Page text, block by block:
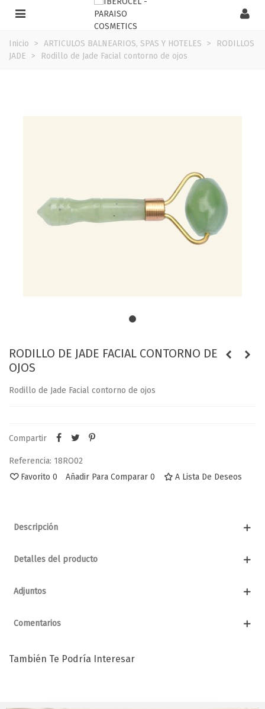
Inicio > ARTICULOS BALNEARIOS, SPAS Y HOTELES >
RODILLOS
JADE > Rodillo de Jade Facial contorno de ojos
RODILLO DE JADE FACIAL CONTORNO DE
OJOS
Rodillo de Jade Facial contorno de ojos
Compartir
Referencia: 18RO02
Favorito 0 Añadir Para Comparar 0 A Lista De Deseos
Descripción
Detalles del producto
Adjuntos
Comentarios
También Te Podría Interesar